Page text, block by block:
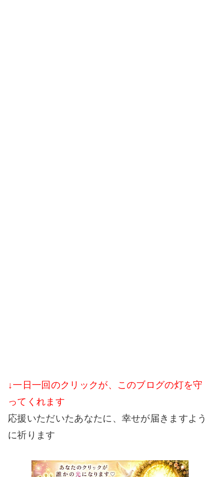
↓一日一回のクリックが、このブログの灯を守
ってくれます
応援いただいたあなたに、幸せが届きますよう
に祈ります